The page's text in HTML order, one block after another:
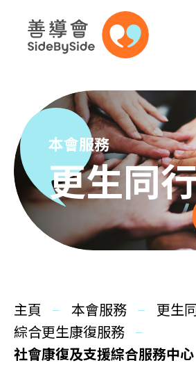
跳到內容（按回車鍵）
A A A EN 繁
主頁
更生同行
精神健康
本會服務
更生同
主頁 本會服務
更生
綜合更生康復服務
社會康復及支援綜合服務中心